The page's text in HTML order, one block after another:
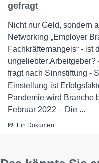
gefragt
Nicht nur Geld, sondern
Networking „Employer
Fachkräftemangels“ - ist
ungeliebter
fragt nach Sinnstiftung -
Einstellung ist
Pandemie wird Branche
Februar 2022 – Die ...
Ein Dokument